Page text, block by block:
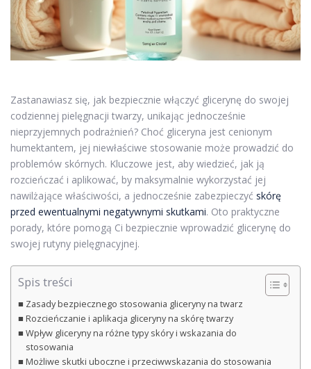
Zastanawiasz się, jak bezpiecznie włączyć glicerynę do swojej
codziennej pielęgnacji twarzy, unikając jednocześnie
nieprzyjemnych podrażnień? Choć gliceryna jest cenionym
humektantem, jej niewłaściwe stosowanie może prowadzić do
problemów skórnych. Kluczowe jest, aby wiedzieć, jak ją
rozcieńczać i aplikować, by maksymalnie wykorzystać jej
nawilżające właściwości, a jednocześnie zabezpieczyć skórę
przed ewentualnymi negatywnymi skutkami. Oto praktyczne
porady, które pomogą Ci bezpiecznie wprowadzić glicerynę do
swojej rutyny pielęgnacyjnej.
Spis treści
Zasady bezpiecznego stosowania gliceryny na twarz
Rozcieńczanie i aplikacja gliceryny na skórę twarzy
Wpływ gliceryny na różne typy skóry i wskazania do
stosowania
Możliwe skutki uboczne i przeciwwskazania do stosowania